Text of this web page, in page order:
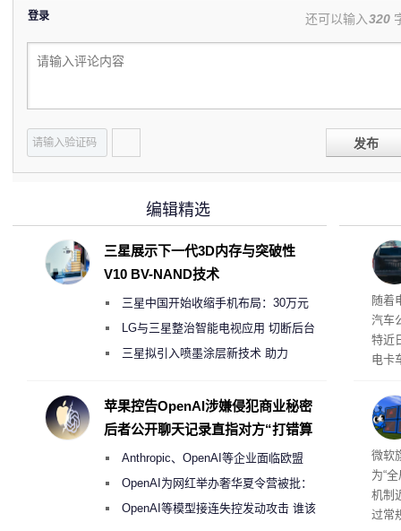
登录 还可以输入320
发布
本
随着
汽车
特近
电卡
称
需求
商
微软
为“
机制
过常
编辑精选
三星展示下一代3D内存与突破性
V10 BV-NAND技术
三星中国开始收缩手机布局：30万元
月销售额不达标门店 将被逐步清退
LG与三星整治智能电视应用 切断后台
偷偷共享带宽的违规行为
三星拟引入喷墨涂层新技术 助力
度
苹果控告OpenAI涉嫌侵犯商业秘密
后者公开聊天记录直指对方“打错算
Anthropic、OpenAI等企业面临欧盟
《人工智能法案》全新执法权限审查
OpenAI为网红举办奢华夏令营被批：
2000美元一晚 遭讽“反乌托邦”
OpenAI等模型接连失控发动攻击 谁该